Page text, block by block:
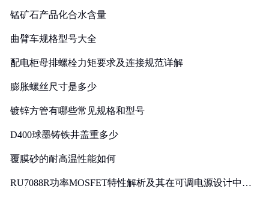
锰矿石产品化合水含量
曲臂车规格型号大全
配电柜母排螺栓力矩要求及连接规范详解
膨胀螺丝尺寸是多少
镀锌方管有哪些常见规格和型号
D400球墨铸铁井盖重多少
覆膜砂的耐高温性能如何
RU7088R功率MOSFET特性解析及其在可调电源设计中的